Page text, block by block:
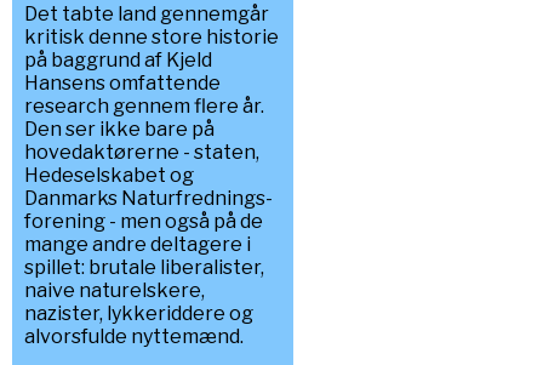
Det tabte land gennemgår
kritisk denne store historie
på baggrund af Kjeld
Hansens omfattende
research gennem flere år.
Den ser ikke bare på
hovedaktørerne - staten,
Hedeselskabet og
Danmarks Naturfrednings-
forening - men også på de
mange andre deltagere i
spillet: brutale liberalister,
naive naturelskere,
nazister, lykkeriddere og
alvorsfulde nyttemænd.